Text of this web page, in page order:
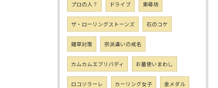
プロの人？ ドライブ 東尋坊
ザ・ローリングストーンズ 石のコケ
雑草対策 宗派違いの戒名
カムカムエブリバディ お墓使いまわし
ロコソラーレ カーリング女子 金メダル